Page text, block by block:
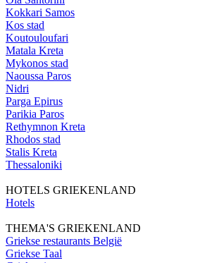
Kokkari Samos
Kos stad
Koutouloufari
Matala Kreta
Mykonos stad
Naoussa Paros
Nidri
Parga Epirus
Parikia Paros
Rethymnon Kreta
Rhodos stad
Stalis Kreta
Thessaloniki
HOTELS GRIEKENLAND
Hotels
THEMA'S GRIEKENLAND
Griekse restaurants België
Griekse Taal